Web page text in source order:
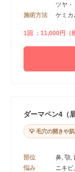
ツヤ・
施術方法
ケミカ
1回 ：11,000円（
ダーマペン4（
💡 毛穴の開きや
部位
鼻, 顎,
悩み
ニキビ